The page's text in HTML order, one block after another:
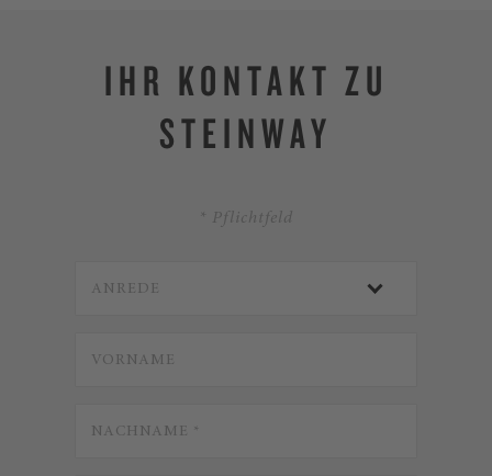
IHR KONTAKT ZU
STEINWAY
* Pflichtfeld